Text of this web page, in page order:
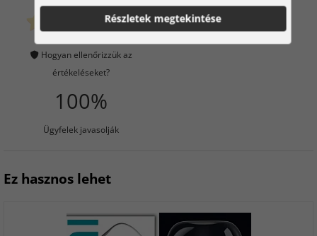
Hogyan ellenőrizzük az
értékeléseket?
Ügyfeleink megvették
100%
Ügyfelek javasolják
Ez hasznos lehet
Részletek megtekintése